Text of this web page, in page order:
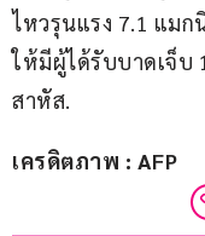
ไหวรุนแรง 7.1 แม
ให้มีผู้ได้รับบาดเจ็บ
สาหัส.
เครดิตภาพ : AFP